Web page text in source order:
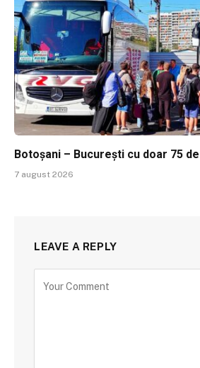
Botoșani – București cu doar 75 de
7 august 2026
LEAVE A REPLY